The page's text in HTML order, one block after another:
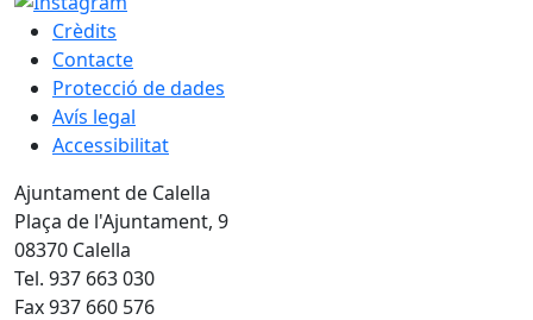
Crèdits
Contacte
Protecció de dades
Avís legal
Accessibilitat
Ajuntament de Calella
Plaça de l'Ajuntament, 9
08370 Calella
Tel. 937 663 030
Fax 937 660 576